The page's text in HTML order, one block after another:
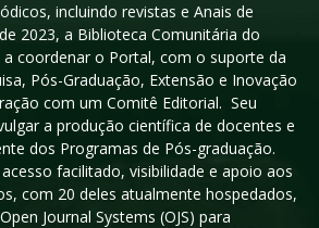
incluindo revistas e Anais de
2023, a Biblioteca Comunitária do
coordenar o Portal, com o suporte da
Pós-Graduação, Extensão e Inovação
com um Comitê Editorial. Seu
a produção científica de docentes e
dos Programas de Pós-graduação.
facilitado, visibilidade e apoio aos
com 20 deles atualmente hospedados,
Journal Systems (OJS) para